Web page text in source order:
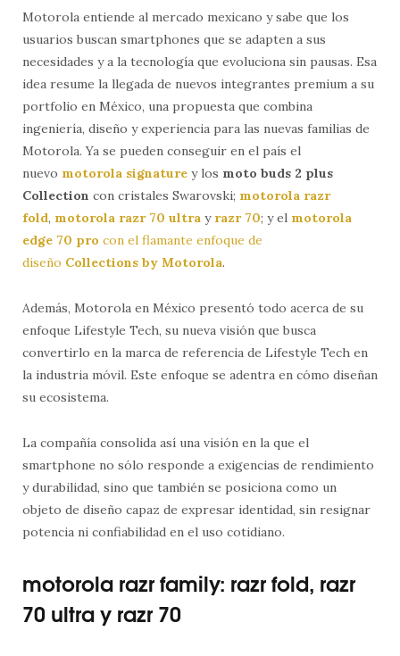
Motorola entiende al mercado mexicano y sabe que los
usuarios buscan smartphones que se adapten a sus
necesidades y a la tecnología que evoluciona sin pausas. Esa
idea resume la llegada de nuevos integrantes premium a su
portfolio en México, una propuesta que combina
ingeniería, diseño y experiencia para las nuevas familias de
Motorola. Ya se pueden conseguir en el país el
nuevo motorola signature y los moto buds 2 plus
Collection con cristales Swarovski; motorola razr
fold, motorola razr 70 ultra y razr 70; y el motorola
edge 70 pro con el flamante enfoque de
diseño Collections by Motorola.
Además, Motorola en México presentó todo acerca de su
enfoque Lifestyle Tech, su nueva visión que busca
convertirlo en la marca de referencia de Lifestyle Tech en
la industria móvil. Este enfoque se adentra en cómo diseñan
su ecosistema.
La compañía consolida así una visión en la que el
smartphone no sólo responde a exigencias de rendimiento
y durabilidad, sino que también se posiciona como un
objeto de diseño capaz de expresar identidad, sin resignar
potencia ni confiabilidad en el uso cotidiano.
motorola razr family: razr fold, razr
70 ultra y razr 70